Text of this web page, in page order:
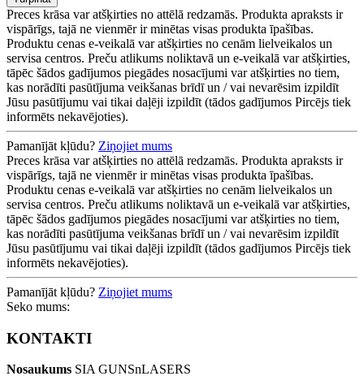
Preces krāsa var atšķirties no attēlā redzamās. Produkta apraksts ir
vispārīgs, tajā ne vienmēr ir minētas visas produkta īpašības.
Produktu cenas e-veikalā var atšķirties no cenām lielveikalos un
servisa centros. Preču atlikums noliktavā un e-veikalā var atšķirties,
tāpēc šādos gadījumos piegādes nosacījumi var atšķirties no tiem,
kas norādīti pasūtījuma veikšanas brīdī un / vai nevarēsim izpildīt
Jūsu pasūtījumu vai tikai daļēji izpildīt (tādos gadījumos Pircējs tiek
informēts nekavējoties).
Pamanījāt kļūdu? Ziņojiet mums
Preces krāsa var atšķirties no attēlā redzamās. Produkta apraksts ir
vispārīgs, tajā ne vienmēr ir minētas visas produkta īpašības.
Produktu cenas e-veikalā var atšķirties no cenām lielveikalos un
servisa centros. Preču atlikums noliktavā un e-veikalā var atšķirties,
tāpēc šādos gadījumos piegādes nosacījumi var atšķirties no tiem,
kas norādīti pasūtījuma veikšanas brīdī un / vai nevarēsim izpildīt
Jūsu pasūtījumu vai tikai daļēji izpildīt (tādos gadījumos Pircējs tiek
informēts nekavējoties).
Pamanījāt kļūdu? Ziņojiet mums
Seko mums:
KONTAKTI
Nosaukums SIA GUNSnLASERS